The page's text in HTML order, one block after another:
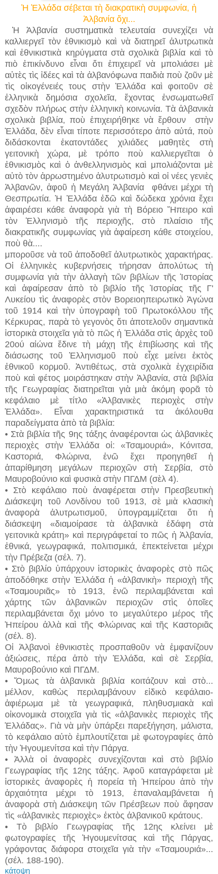
Ἡ Ἑλλάδα σέβεται τὴ διακρατικὴ συμφωνία, ἡ
Ἀλβανία ὄχι...
Ἡ Ἀλβανία συστηματικὰ τελευταία συνεχίζει νὰ
καλλιεργεῖ τὸν ἐθνικισμὸ καὶ νὰ διατηρεῖ ἀλυτρωτικὰ
καὶ ἐθνικιστικὰ κηρύγματα στὰ σχολικὰ βιβλία καὶ τὸ
πιὸ ἐπικίνδυνο εἶναι ὅτι ἐπιχειρεῖ νὰ μπολιάσει μὲ
αὐτὲς τὶς ἰδέες καὶ τὰ ἀλβανόφωνα παιδιὰ ποὺ ζοῦν μὲ
τὶς οἰκογένειές τους στὴν Ἑλλάδα καὶ φοιτοῦν σὲ
ἑλληνικὰ δημόσια σχολεῖα, ἔχοντας ἐνσωματωθεῖ
σχεδὸν πλήρως στὴν ἑλληνικὴ κοινωνία. Τὰ ἀλβανικὰ
σχολικὰ βιβλία, ποὺ ἐπιχειρήθηκε νὰ ἔρθουν στὴν
Ἑλλάδα, δὲν εἶναι τίποτε περισσότερο ἀπὸ αὐτά, ποὺ
διδάσκονται ἑκατοντάδες χιλιάδες μαθητὲς στὴ
γειτονικὴ χώρα, μὲ τρόπο ποὺ καλλιεργεῖται ὁ
ἐθνικισμὸς καὶ ὁ ἀνθελληνισμὸς καὶ μπολιάζονται μὲ
αὐτὸ τὸν ἀρρωστημένο ἀλυτρωτισμὸ καὶ οἱ νέες γενιὲς
Ἀλβανῶν, ἀφοῦ ἡ Μεγάλη Ἀλβανία φθάνει μέχρι τὴ
Θεσπρωτία. Ἡ Ἑλλάδα ἐδῶ καὶ δώδεκα χρόνια ἔχει
ἀφαιρέσει κάθε ἀναφορὰ γιὰ τὴ Βόρειο Ἤπειρο καὶ
τὸν Ἑλληνισμὸ τῆς περιοχῆς, στὸ πλαίσιο τῆς
διακρατικῆς συμφωνίας γιὰ ἀφαίρεση κάθε στοιχείου,
ποὺ θὰ....
μποροῦσε νὰ τοῦ ἀποδοθεῖ ἀλυτρωτικὸς χαρακτήρας.
Οἱ ἑλληνικὲς κυβερνήσεις τήρησαν ἀπολύτως τὴ
συμφωνία γιὰ τὴν ἀλλαγὴ τῶν βιβλίων τῆς Ἱστορίας
καὶ ἀφαίρεσαν ἀπὸ τὸ βιβλίο τῆς Ἱστορίας τῆς Γ'
Λυκείου τὶς ἀναφορὲς στὸν Βορειοηπειρωτικὸ Ἀγώνα
τοῦ 1914 καὶ τὴν ὑπογραφὴ τοῦ Πρωτοκόλλου τῆς
Κέρκυρας, παρὰ τὸ γεγονὸς ὅτι ἀποτελοῦν σημαντικὰ
ἱστορικὰ στοιχεῖα γιὰ τὸ πῶς ἡ Ἑλλάδα στὶς ἀρχὲς τοῦ
20ού αἰώνα ἔδινε τὴ μάχη τῆς ἐπιβίωσης καὶ τῆς
διάσωσης τοῦ Ἑλληνισμοῦ ποὺ εἶχε μείνει ἐκτὸς
ἐθνικοῦ κορμοῦ. Ἀντιθέτως, στὰ σχολικὰ ἐγχειρίδια
ποὺ καὶ φέτος μοιράστηκαν στὴν Ἀλβανία, στὰ βιβλία
τῆς Γεωγραφίας διατηρεῖται γιὰ μιὰ ἀκόμη φορᾶ τὸ
κεφάλαιο μὲ τίτλο «Ἀλβανικὲς περιοχὲς στὴν
Ἑλλάδα». Εἶναι χαρακτηριστικά τα ἀκόλουθα
παραδείγματα ἀπὸ τὰ βιβλία:
• Στὰ βιβλία τῆς 9ης τάξης ἀναφέρονται ὡς ἀλβανικὲς
περιοχὲς στὴν Ἑλλάδα οἱ: «Τσαμουριά», Κόνιτσα,
Καστοριά, Φλώρινα, ἐνῶ ἔχει προηγηθεῖ ἡ
ἀπαρίθμηση μεγάλων περιοχῶν στὴ Σερβία, στὸ
Μαυροβούνιο καὶ φυσικὰ στὴν ΠΓΔΜ (σὲλ 4).
• Στὸ κεφάλαιο ποὺ ἀναφέρεται στὴν Πρεσβευτικὴ
Διάσκεψη τοῦ Λονδίνου τοῦ 1913, σὲ μιὰ κλασικὴ
ἀναφορὰ ἀλυτρωτισμοῦ, ὑπογραμμίζεται ὅτι ἡ
διάσκεψη «διαμοίρασε τὰ ἀλβανικὰ ἐδάφη στὰ
γειτονικὰ κράτη» καὶ περιγράφεταί το πῶς ἡ Ἀλβανία,
ἐθνικά, γεωγραφικά, πολιτισμικά, ἐπεκτείνεται μέχρι
τὴν Πρέβεζα (σέλ. 7).
• Στὸ βιβλίο ὑπάρχουν ἱστορικὲς ἀναφορὲς στὸ πῶς
ἀποδόθηκε στὴν Ἑλλάδα ἡ «ἀλβανικὴ» περιοχὴ τῆς
«Τσαμουριᾶς» τὸ 1913, ἐνῶ περιλαμβάνεται καὶ
χάρτης τῶν ἀλβανικῶν περιοχῶν στὶς ὁποῖες
περιλαμβάνεται ὄχι μόνο το μεγαλύτερο μέρος τῆς
Ἠπείρου ἀλλὰ καὶ τῆς Φλώρινας καὶ τῆς Καστοριᾶς
(σέλ. 8).
Οἱ Ἀλβανοὶ ἐθνικιστὲς προσπαθοῦν νὰ ἐμφανίζουν
ἀξιώσεις, πέρα ἀπὸ τὴν Ἑλλάδα, καὶ σὲ Σερβία,
Μαυροβούνιο καὶ ΠΓΔΜ.
• Ὅμως τὰ ἀλβανικὰ βιβλία κοιτάζουν καὶ στὸ...
μέλλον, καθὼς περιλαμβάνουν εἰδικὸ κεφάλαιο-
ἀφιέρωμα μὲ τὰ γεωγραφικά, πληθυσμιακὰ καὶ
οἰκονομικὰ στοιχεῖα γιὰ τὶς «ἀλβανικὲς περιοχὲς τῆς
Ἑλλάδας». Γιὰ νὰ μὴν ὑπάρξει παρεξήγηση, μάλιστα,
τὸ κεφάλαιο αὐτὸ ἐμπλουτίζεται μὲ φωτογραφίες ἀπὸ
τὴν Ἠγουμενίτσα καὶ τὴν Πάργα.
• Ἀλλὰ οἱ ἀναφορὲς συνεχίζονται καὶ στὸ βιβλίο
Γεωγραφίας τῆς 12ης τάξης. Ἀφοῦ καταγράφεται μὲ
ἱστορικὲς ἀναφορὲς ἡ πορεία τὴ Ἠπείρου ἀπὸ τὴν
ἀρχαιότητα μέχρι τὸ 1913, ἐπαναλαμβάνεται ἡ
ἀναφορὰ στὴ Διάσκεψη τῶν Πρέσβεων ποὺ ἄφησαν
τὶς «ἀλβανικὲς περιοχὲς» ἐκτὸς ἀλβανικοῦ κράτους.
• Τὸ βιβλίο Γεωγραφίας τῆς 12ης κλείνει μὲ
φωτογραφίες τῆς Ἠγουμενίτσας καὶ τῆς Πάργας,
γράφοντας διάφορα στοιχεῖα γιὰ τὴν «Τσαμουριά»...
(σέλ. 188-190).
κάτοψη